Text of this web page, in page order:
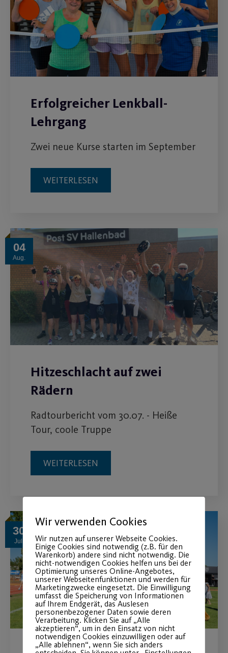
Erfolgreicher Lenkball-
Lehrgang
Zwei neue Kurse starten im September
WEITERLESEN
04
Aug.
Hitzeschlacht auf zwei
Rädern
Radtourbericht vom 30.07. - Heiße
Tour, coole Truppe
WEITERLESEN
30
Juli
Wir verwenden Cookies
Wir nutzen auf unserer Webseite Cookies.
Einige Cookies sind notwendig (z.B. für den
Warenkorb) andere sind nicht notwendig. Die
nicht-notwendigen Cookies helfen uns bei der
Optimierung unseres Online-Angebotes,
unserer Webseitenfunktionen und werden für
Marketingzwecke eingesetzt. Die Einwilligung
umfasst die Speicherung von Informationen
auf Ihrem Endgerät, das Auslesen
personenbezogener Daten sowie deren
Verarbeitung. Klicken Sie auf „Alle
akzeptieren“, um in den Einsatz von nicht
notwendigen Cookies einzuwilligen oder auf
„Alle ablehnen“, wenn Sie sich anders